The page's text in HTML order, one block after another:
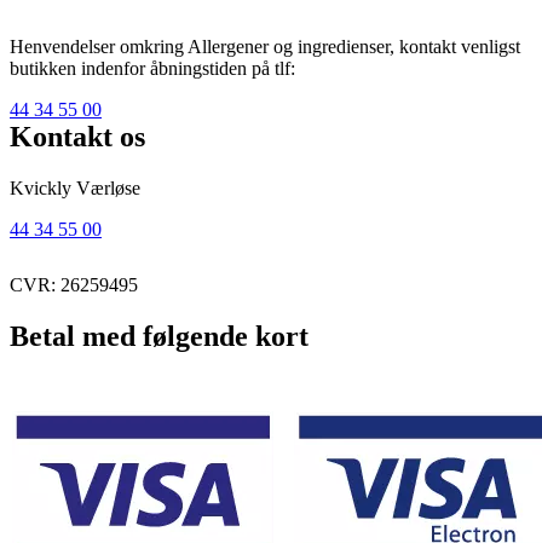
Henvendelser omkring Allergener og ingredienser, kontakt venligst
butikken indenfor åbningstiden på tlf:
44 34 55 00
Kontakt os
Kvickly Værløse
44 34 55 00
CVR: 26259495
Betal med følgende kort